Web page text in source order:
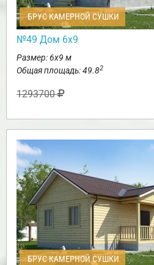
БРУС КАМЕРНОЙ СУШКИ
№49 Дом 6х9
Размер: 6х9 м
Общая площадь: 49.82
1293700
БРУС КАМЕРНОЙ СУШКИ